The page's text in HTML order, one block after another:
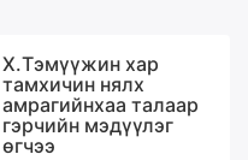
Х.Tэмүүжин хар
тамхичин нялх
амрагийнхаа талаар
гэрчийн мэдүүлэг
өгчээ